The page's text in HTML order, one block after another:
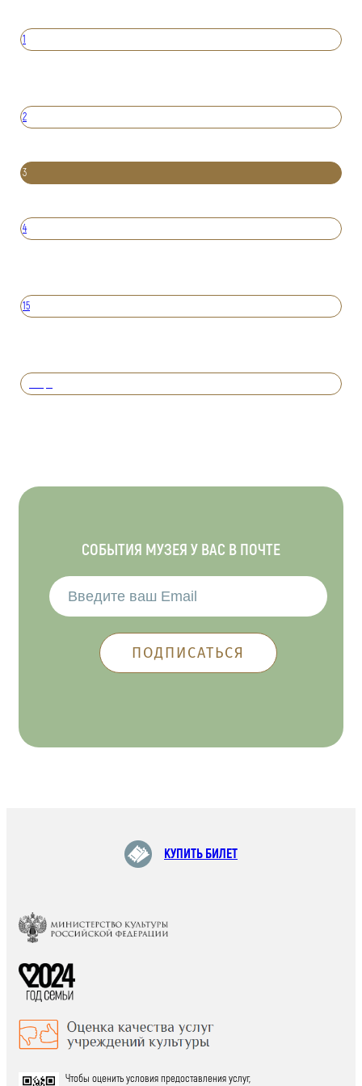
1
2
3
4
15
СОБЫТИЯ МУЗЕЯ У ВАС В ПОЧТЕ
КУПИТЬ БИЛЕТ
Чтобы оценить условия предоставления услуг,